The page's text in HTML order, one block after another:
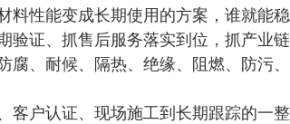
性能变成长期使用的方案，谁就能稳
证、抓售后服务落实到位，抓产业链
、耐候、隔热、绝缘、阻燃、防污、
户认证、现场施工到长期跟踪的一